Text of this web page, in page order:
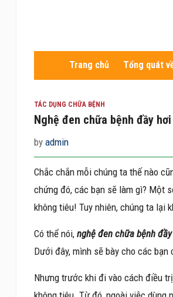
Trang chủ Tổng quát
TÁC DỤNG CHỮA BỆNH
Nghệ đen chữa bệnh đầy
by admin
Chắc chắn mỗi chúng ta thế nào
chứng đó, các bạn sẽ làm gì? Một
không tiêu! Tuy nhiên, chúng ta lại
Có thể nói, nghệ đen chữa bệnh
Dưới đây, mình sẽ bày cho các
Nhưng trước khi đi vào cách điều